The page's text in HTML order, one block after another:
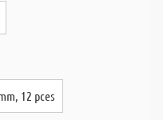
12 pces